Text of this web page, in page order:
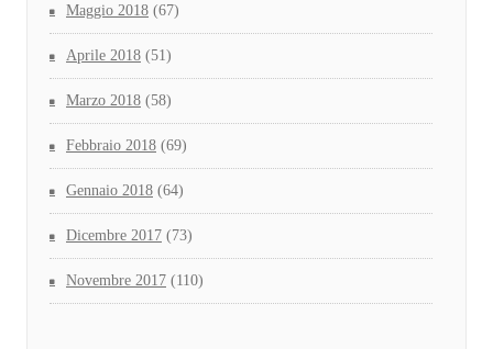
Maggio 2018 (67)
Aprile 2018 (51)
Marzo 2018 (58)
Febbraio 2018 (69)
Gennaio 2018 (64)
Dicembre 2017 (73)
Novembre 2017 (110)